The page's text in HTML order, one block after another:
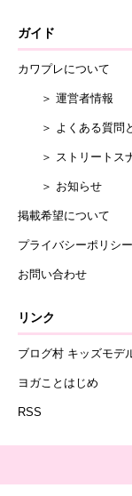
ガイド
カワプレについて
＞ 運営者情報
＞ よくある質問と
＞ ストリートス
＞ お知らせ
掲載希望について
プライバシーポリシー
お問い合わせ
リンク
ブログ村 キッズモデ
ヨガことはじめ
RSS